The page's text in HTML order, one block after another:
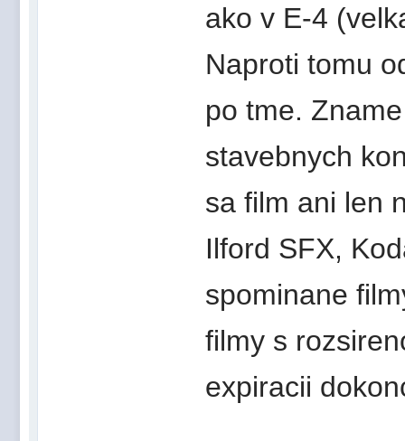
ako v E-4
Naproti tomu
po tme.
stavebnych
sa film ani len
Ilford SFX,
spominane
filmy s
expiracii